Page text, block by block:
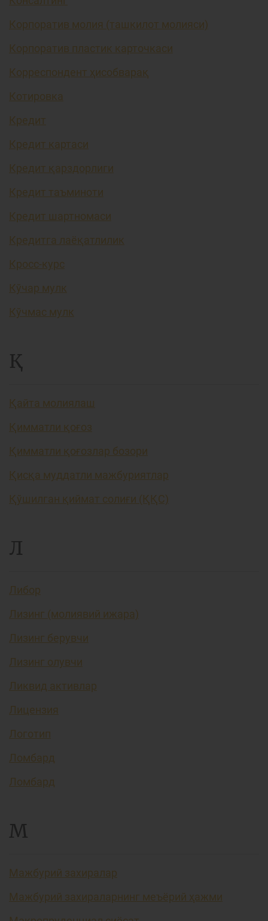
Корпоратив молия (ташкилот молияси)
Корпоратив пластик карточкаси
Корреспондент ҳисобварақ
Котировка
Кредит
Кредит картаси
Кредит қарздорлиги
Кредит таъминоти
Кредит шартномаси
Кредитга лаёқатлилик
Кросс-курс
Кўчар мулк
Кўчмас мулк
Қ
Қайта молиялаш
Қимматли қоғоз
Қимматли қоғозлар бозори
Қисқа муддатли мажбуриятлар
Қўшилган қиймат солиғи (ҚҚС)
Л
Либор
Лизинг (молиявий ижара)
Лизинг берувчи
Лизинг олувчи
Ликвид активлар
Лицензия
Логотип
Ломбард
Ломбард
М
Мажбурий захиралар
Мажбурий захираларнинг меъёрий ҳажми